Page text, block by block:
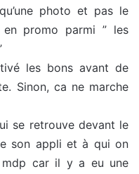
photo et pas le
en promo parmi ” les
les bons avant de
Sinon, ca ne marche
se retrouve devant le
son appli et à qui on
mdp car il y a eu une